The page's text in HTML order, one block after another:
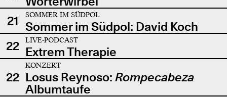
21
SOMMER IM SÜDPOL
Sommer im Südpol: David Koch
22
LIVE-PODCAST
Extrem Therapie
22
KONZERT
Losus Reynoso: Rompecabeza
Albumtaufe